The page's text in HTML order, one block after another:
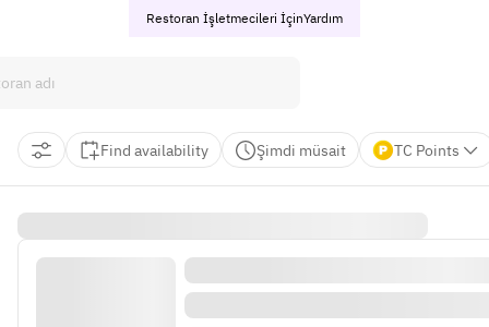
Restoran İşletmecileri İçinYardım
Find availability Şimdi müsait TC Points